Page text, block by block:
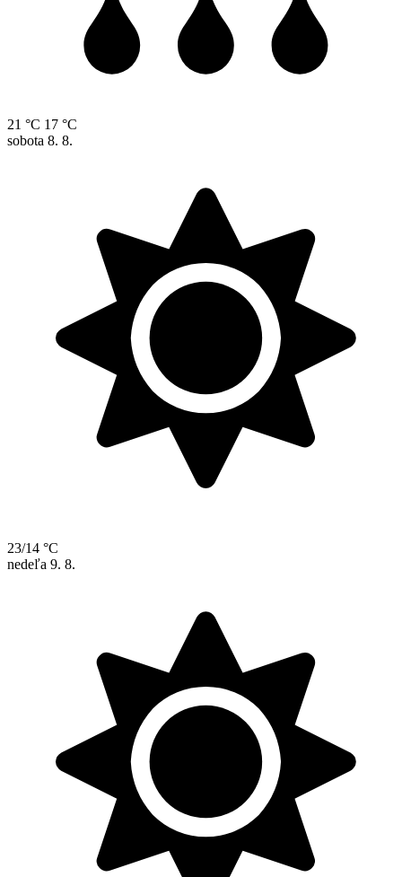
21 °C 17 °C
sobota 8. 8.
23/14 °C
nedeľa 9. 8.